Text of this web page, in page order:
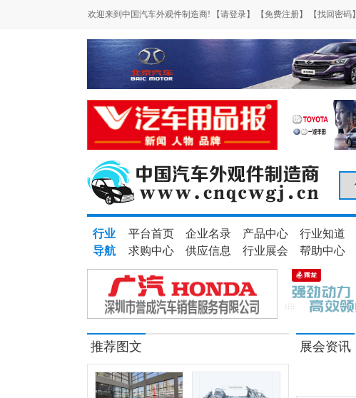
欢迎来到中国汽车外观件制造商! 【请登录】 【免费注册】 【找回密码】
行业
导航
平台首页 企业名录 产品中心
行业知道
求购中心
供应信息 行业展会 帮助中心
推荐图文 展会资讯